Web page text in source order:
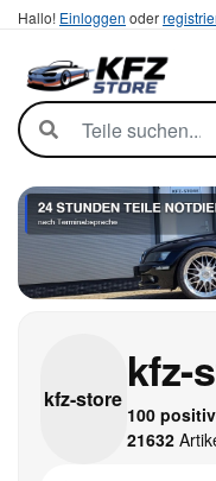
Hallo! Einloggen oder
kfz-store
kfz-
100
21632